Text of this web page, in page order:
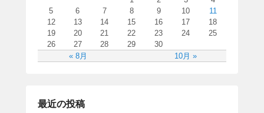
« 8月 10月 »
5
6 7 8 9 10
11
12
13 14 15 16 17
18
19
20 21 22 23 24
25
26
27 28 29 30
最近の投稿